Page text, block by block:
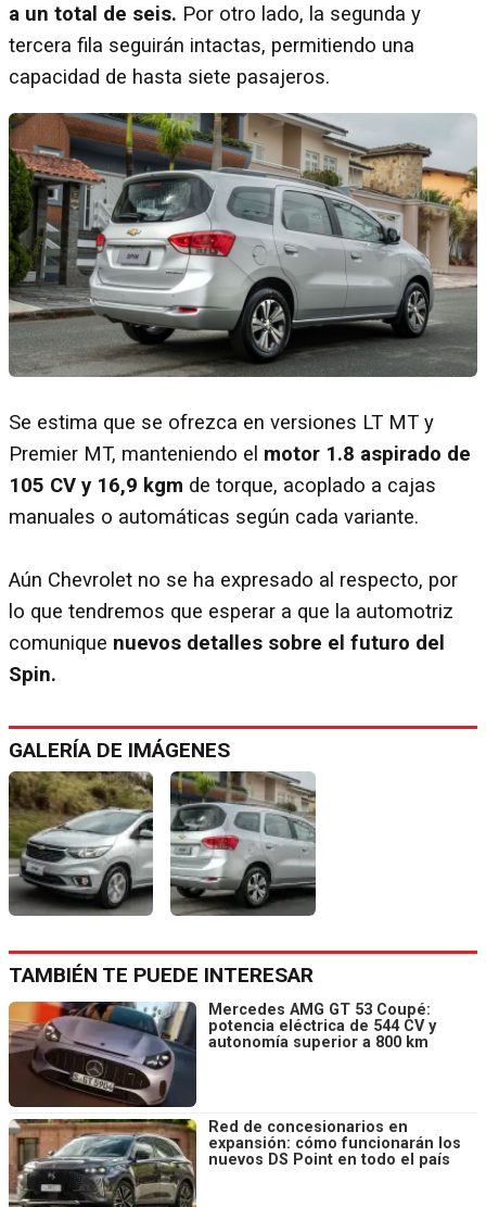
a un total de seis. Por otro lado, la segunda y
tercera fila seguirán intactas, permitiendo una
capacidad de hasta siete pasajeros.
Se estima que se ofrezca en versiones LT MT y
Premier MT, manteniendo el motor 1.8 aspirado de
105 CV y 16,9 kgm de torque, acoplado a cajas
manuales o automáticas según cada variante.
Aún Chevrolet no se ha expresado al respecto, por
lo que tendremos que esperar a que la automotriz
comunique nuevos detalles sobre el futuro del
Spin.
GALERÍA DE IMÁGENES
TAMBIÉN TE PUEDE INTERESAR
Mercedes AMG GT 53 Coupé:
potencia eléctrica de 544 CV y
autonomía superior a 800 km
Red de concesionarios en
expansión: cómo funcionarán los
nuevos DS Point en todo el país